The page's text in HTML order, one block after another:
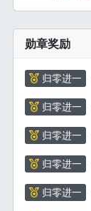
勋章奖励
归零进一
归零进一
归零进一
归零进一
归零进一